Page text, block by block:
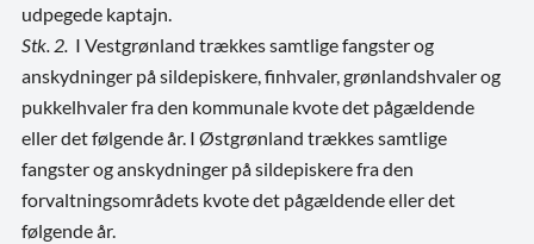
udpegede kaptajn.
Stk. 2. I Vestgrønland trækkes samtlige fangster og
anskydninger på sildepiskere, finhvaler, grønlandshvaler og
pukkelhvaler fra den kommunale kvote det pågældende
eller det følgende år. I Østgrønland trækkes samtlige
fangster og anskydninger på sildepiskere fra den
forvaltningsområdets kvote det pågældende eller det
følgende år.